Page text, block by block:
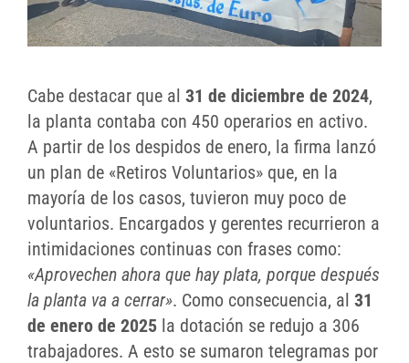
Cabe destacar que al 31 de diciembre de 2024,
la planta contaba con 450 operarios en activo.
A partir de los despidos de enero, la firma lanzó
un plan de «Retiros Voluntarios» que, en la
mayoría de los casos, tuvieron muy poco de
voluntarios. Encargados y gerentes recurrieron a
intimidaciones continuas con frases como:
«Aprovechen ahora que hay plata, porque después
la planta va a cerrar». Como consecuencia, al 31
de enero de 2025 la dotación se redujo a 306
trabajadores. A esto se sumaron telegramas por